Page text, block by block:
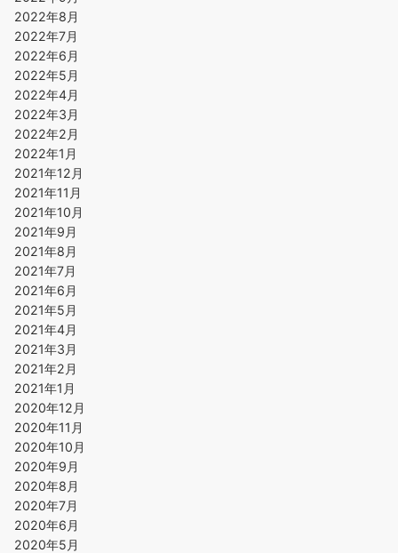
2022年8月
2022年7月
2022年6月
2022年5月
2022年4月
2022年3月
2022年2月
2022年1月
2021年12月
2021年11月
2021年10月
2021年9月
2021年8月
2021年7月
2021年6月
2021年5月
2021年4月
2021年3月
2021年2月
2021年1月
2020年12月
2020年11月
2020年10月
2020年9月
2020年8月
2020年7月
2020年6月
2020年5月